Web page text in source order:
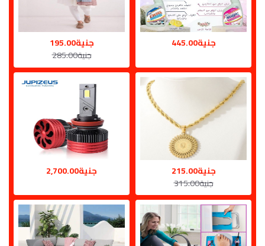
جنية445.00
جنية195.00
جنية285.00
جنية215.00
جنية315.00
جنية2,700.00